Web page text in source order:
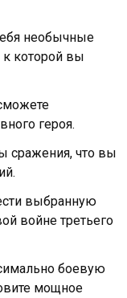
необычные
к которой вы
героя.
сражения, что вы
выбранную
войне третьего
боевую
мощное